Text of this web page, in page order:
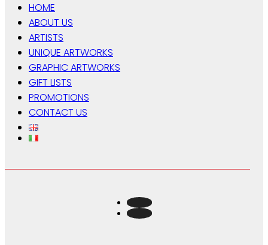
HOME
ABOUT US
ARTISTS
UNIQUE ARTWORKS
GRAPHIC ARTWORKS
GIFT LISTS
PROMOTIONS
CONTACT US